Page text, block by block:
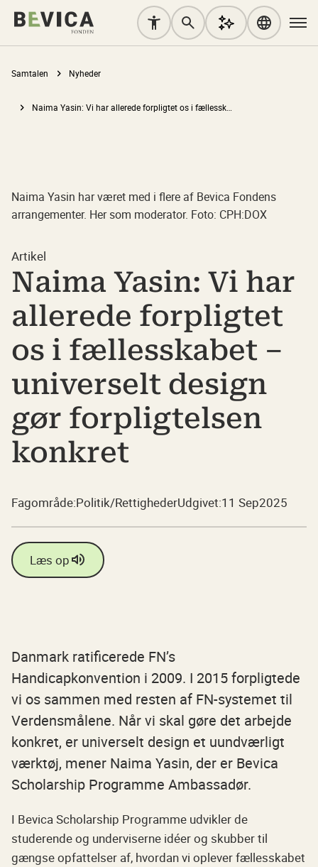
Samtalen Nyheder
Naima Yasin: Vi har allerede forpligtet os i fællesskabet – universelt design gør forpligtelsen konkret
Naima Yasin har været med i flere af Bevica Fondens
arrangementer. Her som moderator. Foto: CPH:DOX
Artikel
Naima Yasin: Vi har
allerede forpligtet
os i fællesskabet –
universelt design
gør forpligtelsen
konkret
Fagområde:Politik/RettighederUdgivet:11 Sep2025
Læs op
Danmark ratificerede FN’s
Handicapkonvention i 2009. I 2015 forpligtede
vi os sammen med resten af FN-systemet til
Verdensmålene. Når vi skal gøre det arbejde
konkret, er universelt design et uundværligt
værktøj, mener Naima Yasin, der er Bevica
Scholarship Programme Ambassadør.
I Bevica Scholarship Programme udvikler de
studerende og underviserne idéer og skubber til
gængse opfattelser af, hvordan vi oplever fællesskabet